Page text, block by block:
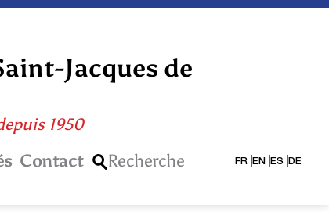
Jacques de
1950
Contact Recherche FR EN ES DE